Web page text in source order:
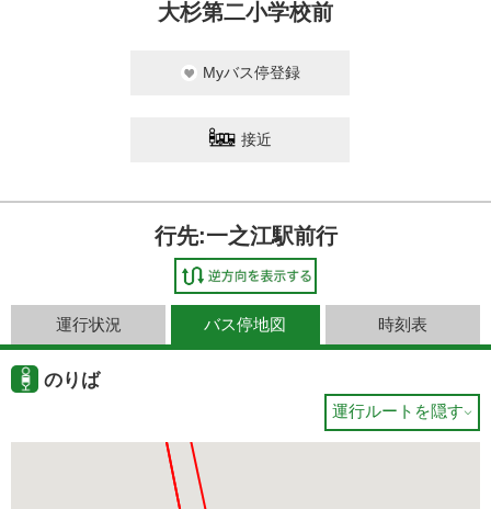
大杉第二小学校前
Myバス停登録
接近
行先:一之江駅前行
運行状況 バス停地図 時刻表
のりば
運行ルートを隠す